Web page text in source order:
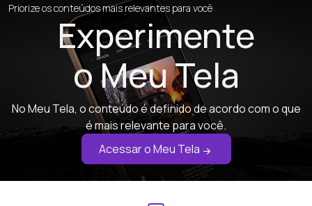
Priorize os conteúdos mais relevantes para você
Experimente
o Meu Tela
No Meu Tela, o conteúdo é definido de acordo com o que
é mais relevante para você.
Acessar o Meu Tela